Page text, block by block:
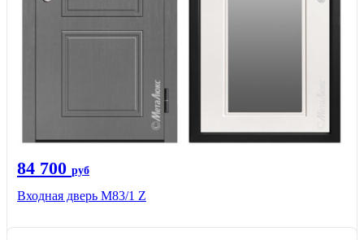
84 700 руб
Входная дверь M83/1 Z